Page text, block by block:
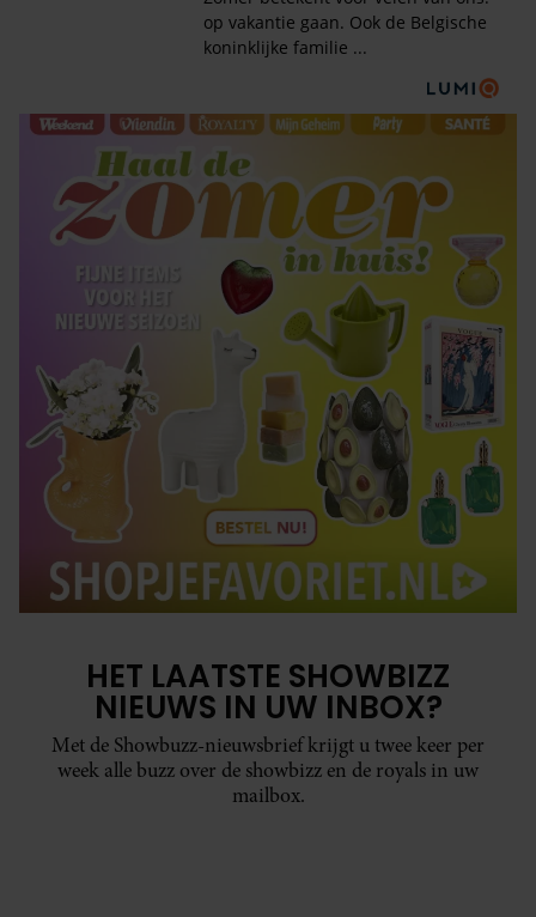
HET LAATSTE SHOWBIZZ
NIEUWS IN UW INBOX?
Met de Showbuzz-nieuwsbrief krijgt u twee keer per
week alle buzz over de showbizz en de royals in uw
mailbox.